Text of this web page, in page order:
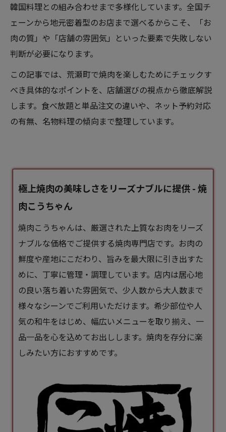
韓国料理との組み合わせまで多様化しています。全国チ
ェーンから地元密着型のお店まで選べるからこそ、「お
肉の質」や「店舗の雰囲気」といった要素で失敗しない
判断が必要になります。
この記事では、荒瀬町で焼肉を楽しむためにチェックす
べき具体的なポイントを、店舗選びの視点から徹底解説
します。食べ放題と単品注文の違いや、ネット予約対応
の有無、名物料理の傾向まで整理しています。
極上焼肉の美味しさをリーズナブルに提供 - 焼
肉こうちゃん
焼肉こうちゃんは、厳選された上質なお肉をリーズ
ナブルな価格でご提供する焼肉専門店です。お肉の
鮮度や産地にこだわり、旨みを最大限に引き出すた
めに、丁寧に管理・調理しています。店内は居心地
の良い落ち着いた雰囲気で、少人数から大人数まで
様々なシーンでご利用いただけます。希少部位や人
気の和牛をはじめ、幅広いメニューを取り揃え、一
品一品を心を込めてお出しします。焼肉を存分に楽
しみたい方におすすめです。